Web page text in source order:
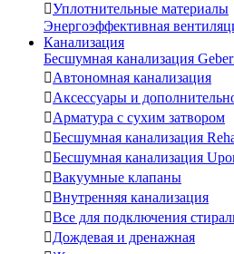
Уплотнительные материалы
Энергоэффективная
Канализация
Бесшумная канализация
Автономная канализация
Аксессуары и
Арматура с сухим затвором
Бесшумная канализация
Бесшумная канализация
Вакуумные клапаны
Внутренняя канализация
Все для подключения
Дождевая и дренажная